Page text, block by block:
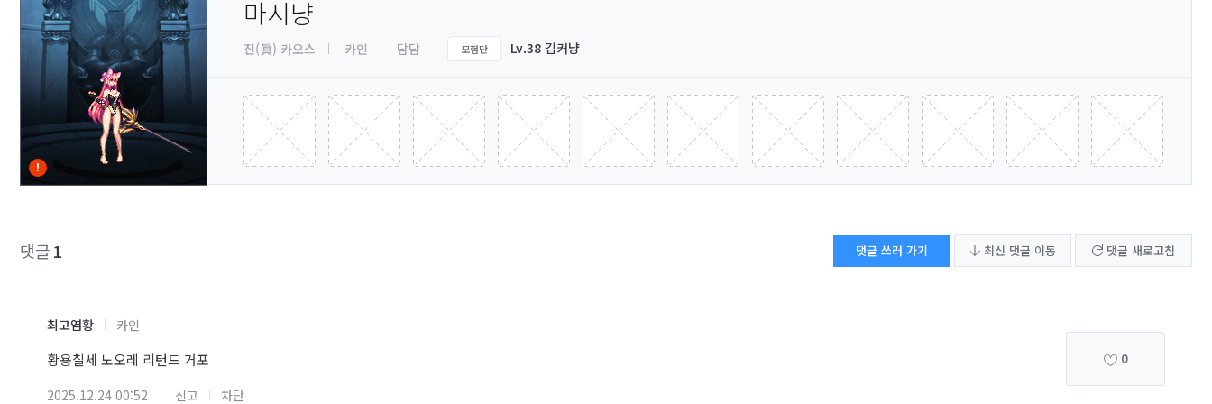
마시냥
진(眞) 카오스 카인 담담 모험단 Lv.38 김커냥
댓글1 댓글 쓰러 가기 최신 댓글 이동 댓글 새로고침
최고염황 카인
황용칠세 노오레 리턴드 거포
2025.12.24 00:52 신고 차단
0